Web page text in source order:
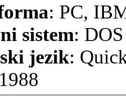
: PC,
sistem: DOS
jezik: